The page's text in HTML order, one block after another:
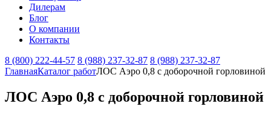
Дилерам
Блог
О компании
Контакты
8 (800) 222-44-57 8 (988) 237-32-87 8 (988) 237-32-87
ГлавнаяКаталог работЛОС Аэро 0,8 с доборочной горловиной
ЛОС Аэро 0,8 с доборочной горловиной